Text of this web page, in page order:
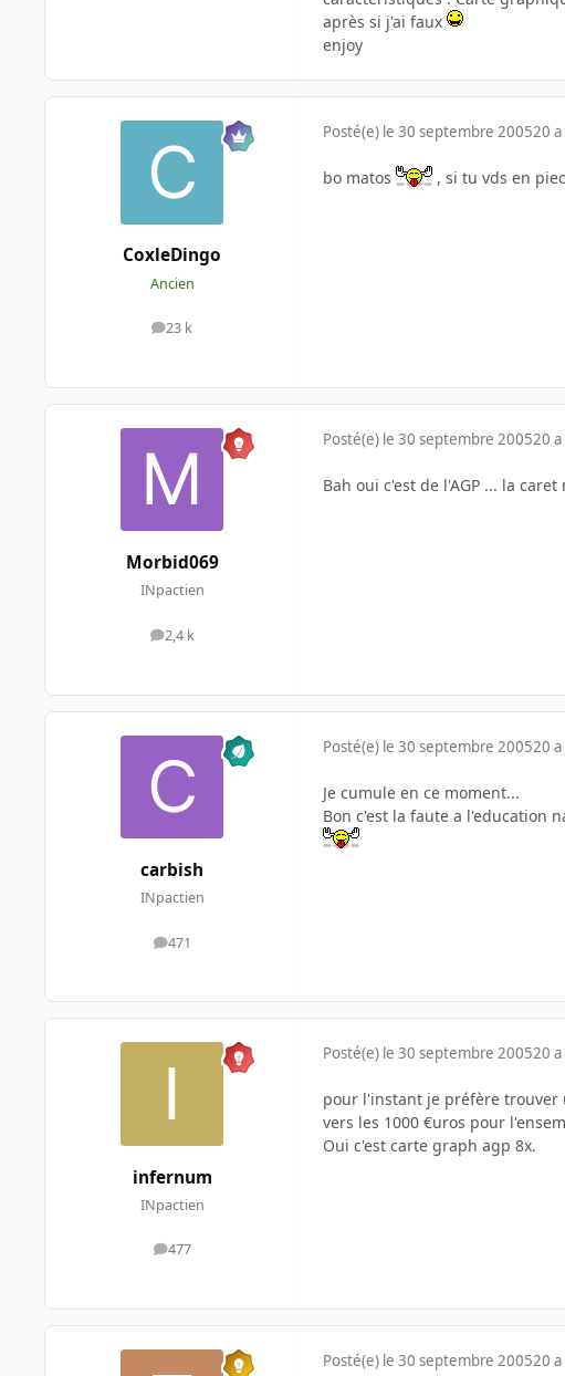
après si j'ai faux
enjoy
CoxleDingo
Ancien
23 k
messages
Posté(e) le 30 septembre 200520 a
bo matos , si tu vds en
Morbid069
INpactien
2,4 k
messages
Posté(e) le 30 septembre 200520 a
Bah oui c'est de l'AGP ... la
carbish
INpactien
471
messages
Posté(e) le 30 septembre 200520 a
Je cumule en ce moment...
Bon c'est la faute a l'education
infernum
INpactien
477
messages
Posté(e) le 30 septembre 200520 a
pour l'instant je préfère trouver
vers les 1000 €uros pour
Oui c'est carte graph agp 8x.
Posté(e) le 30 septembre 200520 a